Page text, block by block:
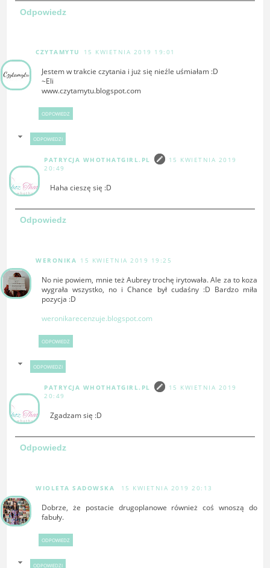
Odpowiedz
CZYTAMYTU 15 KWIETNIA 2019 19:01
Jestem w trakcie czytania i już się nieźle uśmiałam :D
~Eli
www.czytamytu.blogspot.com
ODPOWIEDZ
ODPOWIEDZI
PATRYCJA WHOTHATGIRL.PL
15 KWIETNIA 2019
20:49
Haha cieszę się :D
Odpowiedz
WERONIKA 15 KWIETNIA 2019 19:25
No nie powiem, mnie też Aubrey trochę irytowała. Ale za to koza
wygrała wszystko, no i Chance był cudaśny :D Bardzo miła
pozycja :D
weronikarecenzuje.blogspot.com
ODPOWIEDZ
ODPOWIEDZI
PATRYCJA WHOTHATGIRL.PL
15 KWIETNIA 2019
20:49
Zgadzam się :D
Odpowiedz
WIOLETA SADOWSKA 15 KWIETNIA 2019 20:13
Dobrze, że postacie drugoplanowe również coś wnoszą do
fabuły.
ODPOWIEDZ
ODPOWIEDZI